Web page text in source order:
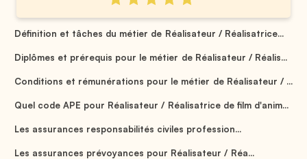
Définition et tâches du métier de Réalisateur / Réalisatrice...
Diplômes et prérequis pour le métier de Réalisateur / Réalis...
Conditions et rémunérations pour le métier de Réalisateur / ...
Quel code APE pour Réalisateur / Réalisatrice de film d'anim...
Les assurances responsabilités civiles profession...
Les assurances prévoyances pour Réalisateur / Réa...